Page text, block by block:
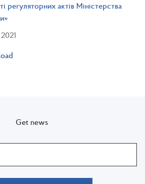
регуляторних актів Міністерства
Get news